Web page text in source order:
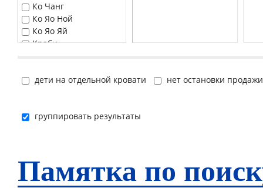
Ко Чанг
Ко Яо Ной
Ко Яо Яй
Краби
Пхи-Пхи
Хуа Хин
дети на отдельной кровати нет остановки продажи
группировать результаты
Памятка по